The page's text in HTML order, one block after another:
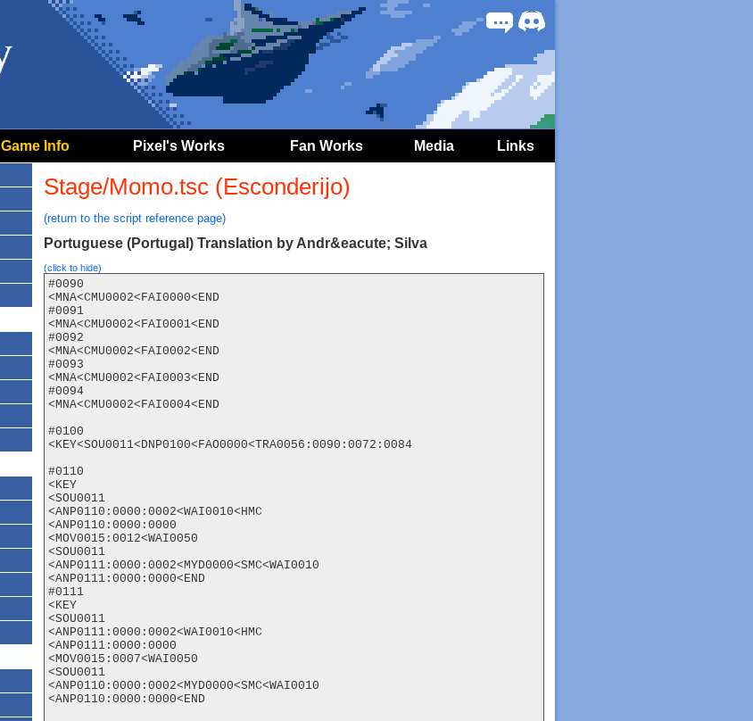
Game Info Pixel's Works Fan Works Media Links
Stage/Momo.tsc (Esconderijo)
(return to the script reference page)
Portuguese (Portugal) Translation by Andr&eacute; Silva
(click to hide)
#0090
<MNA<CMU0002<FAI0000<END
#0091
<MNA<CMU0002<FAI0001<END
#0092
<MNA<CMU0002<FAI0002<END
#0093
<MNA<CMU0002<FAI0003<END
#0094
<MNA<CMU0002<FAI0004<END
#0100
<KEY<SOU0011<DNP0100<FAO0000<TRA0056:0090:0072:0084
#0110
<KEY
<SOU0011
<ANP0110:0000:0002<WAI0010<HMC
<ANP0110:0000:0000
<MOV0015:0012<WAI0050
<SOU0011
<ANP0111:0000:0002<MYD0000<SMC<WAI0010
<ANP0111:0000:0000<END
#0111
<KEY
<SOU0011
<ANP0111:0000:0002<WAI0010<HMC
<ANP0111:0000:0000
<MOV0015:0007<WAI0050
<SOU0011
<ANP0110:0000:0002<MYD0000<SMC<WAI0010
<ANP0110:0000:0000<END